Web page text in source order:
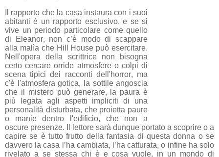
Il rapporto che la casa instaura con i suoi
abitanti è un rapporto esclusivo, e se si
vive un periodo particolare come quello
di Eleanor, non c’è modo di scappare
alla malìa che Hill House può esercitare.
Nell'opera della scrittrice non bisogna
certo cercare orride atmosfere o colpi di
scena tipici dei racconti dell'horror, ma
c'è l'atmosfera gotica, la sottile angoscia
che il mistero può generare, la paura è
più legata agli aspetti impliciti di una
personalità disturbata, che proietta paure
o manie dentro l'edificio, che non a
oscure presenze. Il lettore sarà dunque portato a scoprire o a
capire se è tutto frutto della fantasia di questa donna o se
davvero la casa l’ha cambiata, l’ha catturata, o infine ha solo
rivelato a se stessa chi è e cosa vuole, in un mondo di